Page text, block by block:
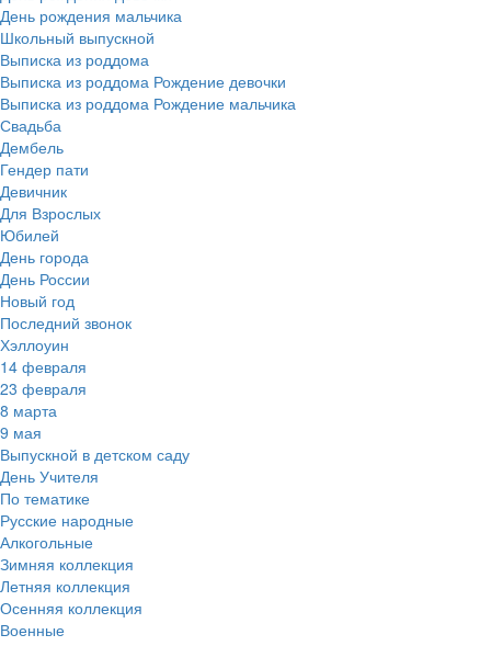
День рождения мальчика
Школьный выпускной
Выписка из роддома
Выписка из роддома Рождение девочки
Выписка из роддома Рождение мальчика
Свадьба
Дембель
Гендер пати
Девичник
Для Взрослых
Юбилей
День города
День России
Новый год
Последний звонок
Хэллоуин
14 февраля
23 февраля
8 марта
9 мая
Выпускной в детском саду
День Учителя
По тематике
Русские народные
Алкогольные
Зимняя коллекция
Летняя коллекция
Осенняя коллекция
Военные